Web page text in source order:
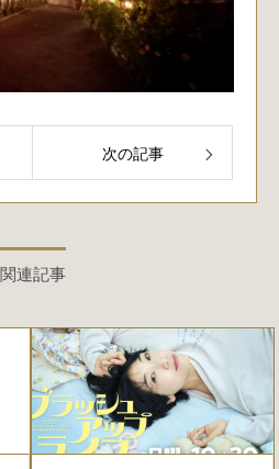
次の記事
関連記事